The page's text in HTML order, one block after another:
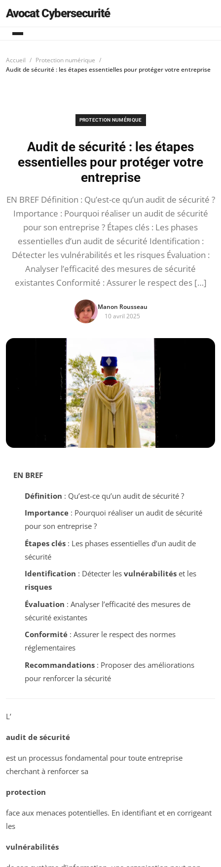
Avocat Cybersecurité
Accueil
Protection numérique
Audit de sécurité : les étapes essentielles pour protéger votre entreprise
PROTECTION NUMÉRIQUE
Audit de sécurité : les étapes
essentielles pour protéger votre
entreprise
EN BREF Définition : Qu’est-ce qu’un audit de sécurité ?
Importance : Pourquoi réaliser un audit de sécurité
pour son entreprise ? Étapes clés : Les phases
essentielles d’un audit de sécurité Identification :
Détecter les vulnérabilités et les risques Évaluation :
Analyser l’efficacité des mesures de sécurité
existantes Conformité : Assurer le respect des […]
Manon Rousseau
10 avril 2025
EN BREF
Définition : Qu’est-ce qu’un audit de sécurité ?
Importance: Pourquoi réaliser un audit de sécurité
pour son entreprise ?
Étapes clés: Les phases essentielles d’un audit de
sécurité
Identification : Détecter les vulnérabilitéset les
risques
Évaluation : Analyser l’efficacité des mesures de
sécurité existantes
Conformité: Assurer le respect des normes
réglementaires
Recommandations: Proposer des améliorations
pour renforcer la sécurité
L’
audit de sécurité
est un processus fondamental pour toute entreprise
cherchant à renforcer sa
protection
face aux menaces potentielles. En identifiant et en corrigeant
les
vulnérabilités